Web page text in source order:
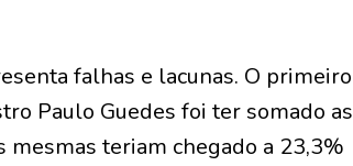
falhas e lacunas. O primeiro
Paulo Guedes foi ter somado as
teriam chegado a 23,3%